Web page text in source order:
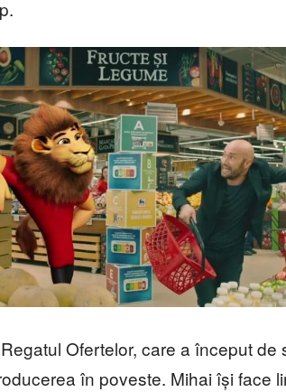
Ofertelor, care a început de
în poveste. Mihai își face